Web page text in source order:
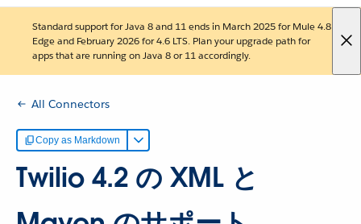
Standard support for Java 8 and 11 ends in March 2025 for Mule 4.8
Edge and February 2026 for 4.6 LTS. Plan your upgrade path for
apps that are running on Java 8 or 11 accordingly.
All Connectors
Copy as Markdown
Twilio 4.2 の XML と